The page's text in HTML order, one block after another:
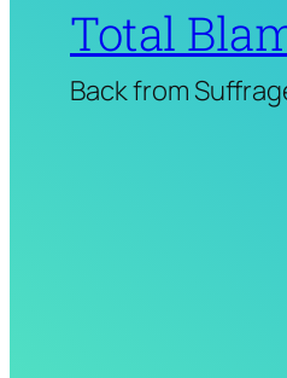
Total
Back from